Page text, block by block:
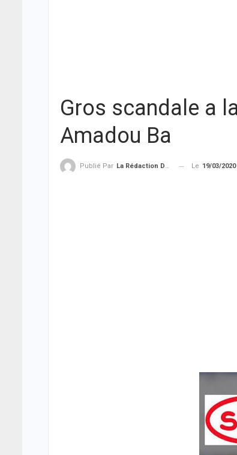
Gros scandale a
Amadou Ba
Publié Par La Rédaction De THIEYSENEGAL.com Le 19/03/